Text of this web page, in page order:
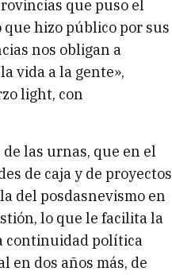
que puso el
que hizo público por sus
nos obligan a
vida a la gente»,
light, con
las urnas, que en el
de caja y de proyectos
del posdasnevismo en
lo que le facilita la
continuidad política
en dos años más, de